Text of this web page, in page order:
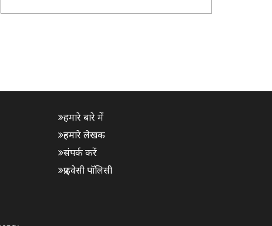
हमारे बारे में
हमारे लेखक
संपर्क करें
प्राइवेसी पॉलिसी